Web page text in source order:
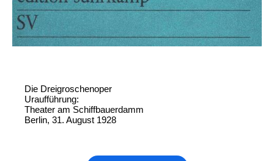
Die Dreigroschenoper
Uraufführung:
Theater am Schiffbauerdamm
Berlin, 31. August 1928